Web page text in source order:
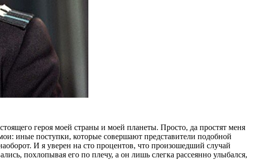
героя моей страны и моей планеты. Просто, да простят меня
иные поступки, которые совершают представители подобной
И я уверен на сто процентов, что произошедший случай
похлопывая его по плечу, а он лишь слегка рассеянно улыбался,